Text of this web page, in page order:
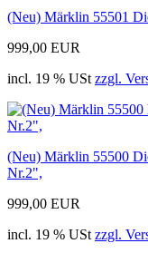
(Neu) Märklin 55501
999,00 EUR
incl. 19 % USt zzgl.
(Neu) Märklin 55500
Nr.2",
999,00 EUR
incl. 19 % USt zzgl.